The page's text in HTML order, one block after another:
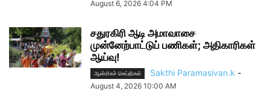
August 6, 2026 4:04 PM
சதுரகிரி ஆடி அமாவாசை
முன்னேற்பாட்டுப் பணிகள்; அதிகாரிகள்
ஆய்வு!
ஆன்மிகச் செய்திகள் Sakthi Paramasivan.k -
August 4, 2026 10:00 AM